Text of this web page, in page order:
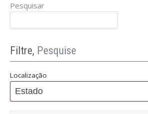
Pesquisar
Filtre, Pesquise
Localização
Estado